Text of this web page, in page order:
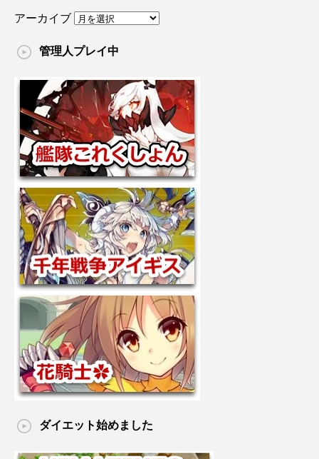
アーカイブ
管理人プレイ中
ダイエット始めました